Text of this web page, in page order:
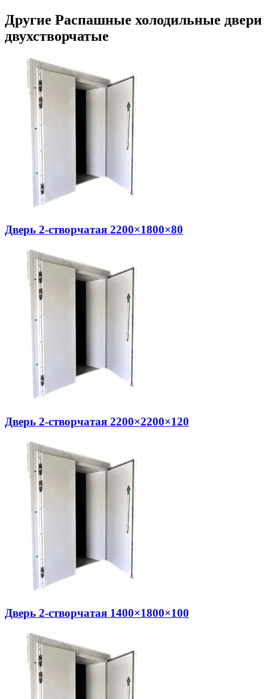
Другие Распашные холодильные двери
двухстворчатые
Дверь 2-створчатая 2200×1800×80
Дверь 2-створчатая 2200×2200×120
Дверь 2-створчатая 1400×1800×100